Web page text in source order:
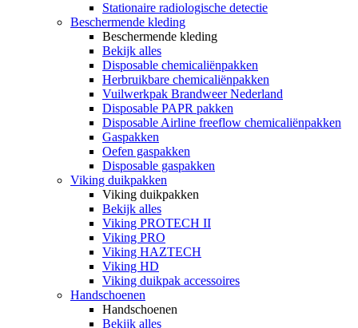
Stationaire radiologische detectie
Beschermende kleding
Beschermende kleding
Bekijk alles
Disposable chemicaliënpakken
Herbruikbare chemicaliënpakken
Vuilwerkpak Brandweer Nederland
Disposable PAPR pakken
Disposable Airline freeflow chemicaliënpakken
Gaspakken
Oefen gaspakken
Disposable gaspakken
Viking duikpakken
Viking duikpakken
Bekijk alles
Viking PROTECH II
Viking PRO
Viking HAZTECH
Viking HD
Viking duikpak accessoires
Handschoenen
Handschoenen
Bekijk alles